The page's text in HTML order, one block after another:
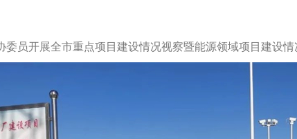
开展全市重点项目建设情况视察暨能源领域项目建设情